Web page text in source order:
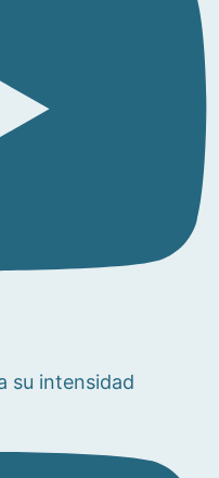
su intensidad